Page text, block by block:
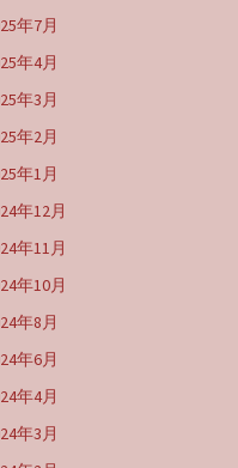
年7月
年4月
年3月
年2月
年1月
年12月
年11月
年10月
年8月
年6月
年4月
年3月